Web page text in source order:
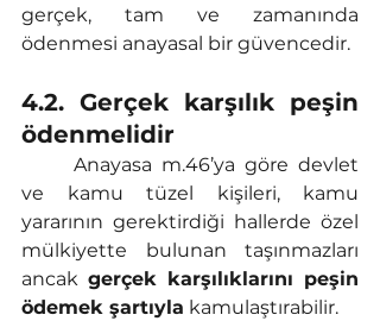
gerçek, tam ve zamanında
ödenmesi anayasal bir güvencedir.
4.2. Gerçek karşılık peşin
ödenmelidir
ve kamu tüzel kişileri, kamu
yararının gerektirdiği hallerde özel
mülkiyette bulunan taşınmazları
ancak gerçek karşılıklarını peşin
ödemek şartıyla kamulaştırabilir.